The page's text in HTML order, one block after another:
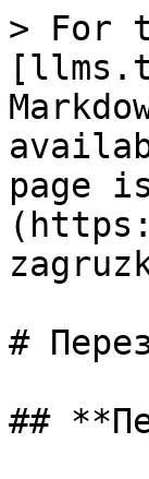
> For
page
#
##